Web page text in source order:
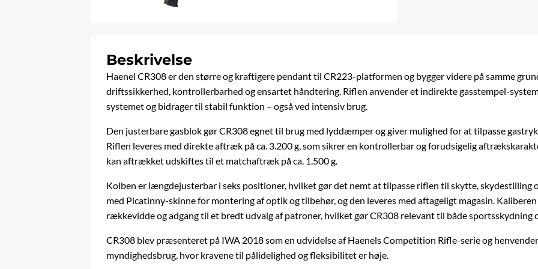
Beskrivelse
Haenel CR308 er den større og kraftigere pendant til CR223-platformen og bygger videre på samme
driftssikkerhed, kontrollerbarhed og ensartet håndtering. Riflen anvender et indirekte gasstempel-
systemet og bidrager til stabil funktion – også ved intensiv brug.
Den justerbare gasblok gør CR308 egnet til brug med lyddæmper og giver mulighed for at tilpasse
Riflen leveres med direkte aftræk på ca. 3.200 g, som sikrer en kontrollerbar og forudsigelig
kan aftrækket udskiftes til et matchaftræk på ca. 1.500 g.
Kolben er længdejusterbar i seks positioner, hvilket gør det nemt at tilpasse riflen til skytte, skydestilling
med Picatinny-skinne for montering af optik og tilbehør, og den leveres med aftageligt magasin.
rækkevidde og adgang til et bredt udvalg af patroner, hvilket gør CR308 relevant til både sportsskydning
CR308 blev præsenteret på IWA 2018 som en udvidelse af Haenels Competition Rifle-serie og
myndighedsbrug, hvor kravene til pålidelighed og fleksibilitet er høje.